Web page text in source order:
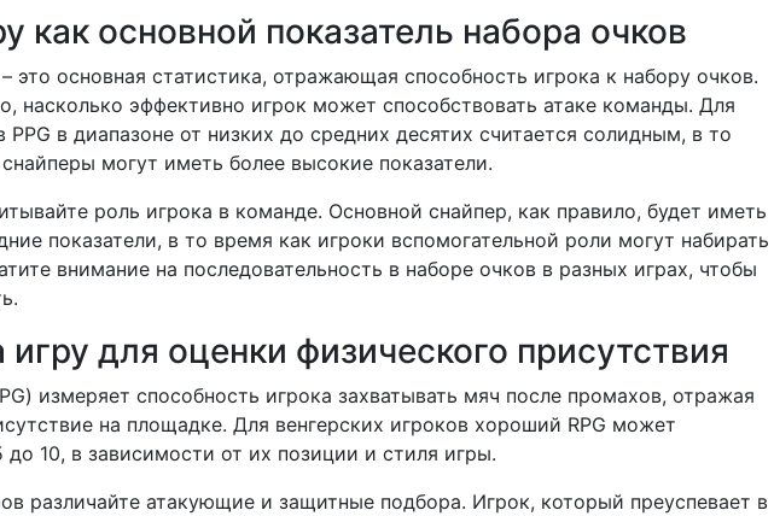
как основной показатель набора очков
это основная статистика, отражающая способность игрока к набору очков.
насколько эффективно игрок может способствовать атаке команды. Для
PPG в диапазоне от низких до средних десятих считается солидным, в то
могут иметь более высокие показатели.
роль игрока в команде. Основной снайпер, как правило, будет иметь
показатели, в то время как игроки вспомогательной роли могут набирать
внимание на последовательность в наборе очков в разных играх, чтобы
для оценки физического присутствия
измеряет способность игрока захватывать мяч после промахов, отражая
на площадке. Для венгерских игроков хороший RPG может
до 10, в зависимости от их позиции и стиля игры.
различайте атакующие и защитные подбора. Игрок, который преуспевает в